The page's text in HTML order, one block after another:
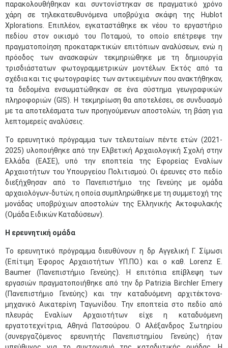
παρακολουθήθηκαν και συντονίστηκαν σε πραγματικό χρόνο
χάρη σε τηλεκατευθυνόμενα υποβρύχια σκάφη της Hublot
Xplorations. Επιπλέον, εγκαταστάθηκε εκ νέου το εργαστήριο
πεδίου στον οικισμό του Ποταμού, το οποίο επέτρεψε την
πραγματοποίηση προκαταρκτικών επιτόπιων αναλύσεων, ενώ η
πρόοδος των ανασκαφών τεκμηριώθηκε με τη δημιουργία
τρισδιάστατων φωτογραμμετρικών μοντέλων. Εκτός από τα
σχέδια και τις φωτογραφίες των αντικειμένων που ανακτήθηκαν,
τα δεδομένα ενσωματώθηκαν σε ένα σύστημα γεωγραφικών
πληροφοριών (GIS). Η τεκμηρίωση θα αποτελέσει, σε συνδυασμό
με τα αποτελέσματα των προηγούμενων αποστολών, τη βάση για
λεπτομερείς αναλύσεις.
Το ερευνητικό πρόγραμμα των τελευταίων πέντε ετών (2021-
2025) υλοποιήθηκε από την Ελβετική Αρχαιολογική Σχολή στην
Ελλάδα (EΑΣΕ), υπό την εποπτεία της Εφορείας Εναλίων
Αρχαιοτήτων του Υπουργείου Πολιτισμού. Οι έρευνες στο πεδίο
διεξήχθησαν από το Πανεπιστήμιο της Γενεύης με ομάδα
αρχαιολόγων-δυτών, η οποία συμπληρώθηκε με τη συμμετοχή της
μονάδας υποβρύχιων αποστολών της Ελληνικής Ακτοφυλακής
(Ομάδα Ειδικών Καταδύσεων).
Η ερευνητική ομάδα
Το ερευνητικό πρόγραμμα διευθύνουν η δρ Αγγελική Γ. Σίμωσι
(Επίτιμη Έφορος Αρχαιοτήτων ΥΠ.ΠΟ.) και ο καθ. Lorenz E.
Baumer (Πανεπιστήμιο Γενεύης). Η επιτόπια επίβλεψη των
εργασιών πραγματοποιήθηκε από την δρ Patrizia Birchler Emery
(Πανεπιστήμιο Γενεύης) και την καταδυόμενη αρχιτέκτονα-
μηχανικό Αικατερίνη Ταγωνίδου. Την εποπτεία στο πεδίο από
πλευράς Εναλίων Αρχαιοτήτων είχε η καταδυόμενη
εργατοτεχνίτρια, Αθηνά Πατσούρου. Ο Αλέξανδρος Σωτηρίου
(συνεργαζόμενος ερευνητής Πανεπιστημίου Γενεύης) ήταν